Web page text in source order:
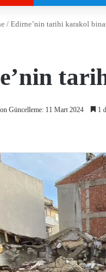
/ Edirne’nin tarihi karakol
Güncelleme: 11 Mart 2024 1